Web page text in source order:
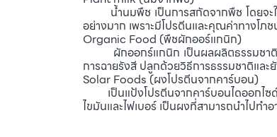
น้ำนมพืช เป็นการสกัดจากพืช โดยจะใ
อย่างมาก เพราะมีโปรตีนและคุณค่าทางโภ
Organic Food (พืชผักออร์แกนิก)
ผักออกร์แกนิก เป็นผลผลิตธรรมชาติที่ป
การฉายรังสี ปลูกด้วยวิธีการธรรมชาติแล
Solar Foods (ผงโปรตีนจากคาร์บอน)
เป็นแป้งโปรตีนจากคาร์บอนไดออกไซด์
ไขมันและไฟเบอร์ เป็นผงที่สามารถนำไปท